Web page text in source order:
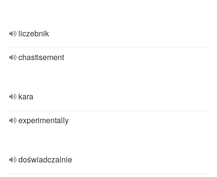
liczebnik
chastisement
kara
experimentally
doświadczalnie